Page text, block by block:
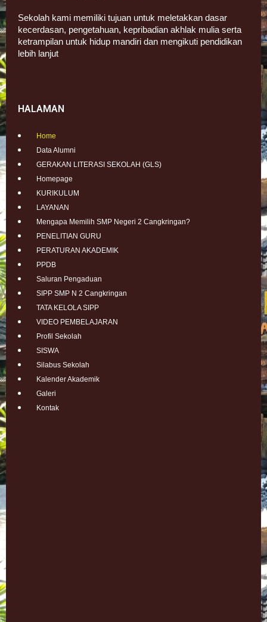
Sekolah kami memiliki tujuan untuk meletakkan dasar
kecerdasan, pengetahuan, kepribadian akhlak mulia serta
ketrampilan untuk hidup mandiri dan mengikuti pendidikan
lebih lanjut
HALAMAN
Home
Data Alumni
GERAKAN LITERASI SEKOLAH (GLS)
Homepage
KURIKULUM
LAYANAN
Mengapa Memilih SMP Negeri 2 Cangkringan?
PENELITIAN GURU
PERATURAN AKADEMIK
PPDB
Saluran Pengaduan
SIPP SMP N 2 Cangkringan
TATA KELOLA SIPP
VIDEO PEMBELAJARAN
Profil Sekolah
SISWA
Silabus Sekolah
Kalender Akademik
Galeri
Kontak